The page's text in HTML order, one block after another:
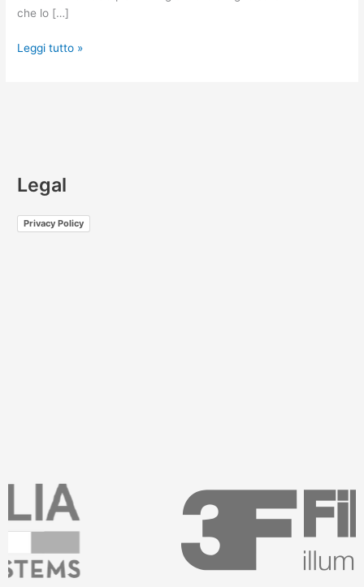
che lo […]
Leggi tutto »
Legal
Privacy Policy